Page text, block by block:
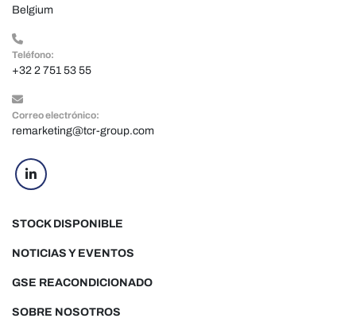
Belgium
Teléfono:
+32 2 751 53 55
Correo electrónico:
remarketing@tcr-group.com
linkedin
STOCK DISPONIBLE
NOTICIAS Y EVENTOS
GSE REACONDICIONADO
SOBRE NOSOTROS